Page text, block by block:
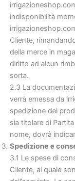
indisponibilità
Cliente,
della merce in
diritto ad alcun
sorta.
2.3 La
verrà emessa da
spedizione dei
sia titolare di
nome, dovrà
Spedizione e
3.1 Le spese di
Cliente, al quale